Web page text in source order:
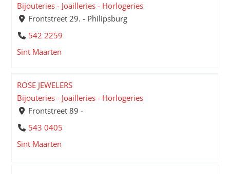
Bijouteries - Joailleries - Horlogeries
Frontstreet 29. - Philipsburg
542 2259
Sint Maarten
ROSE JEWELERS
Bijouteries - Joailleries - Horlogeries
Frontstreet 89 -
543 0405
Sint Maarten